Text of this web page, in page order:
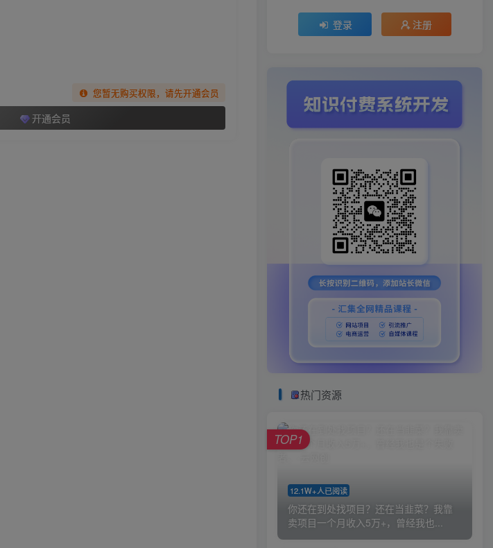
您暂无购买权限，请先开通会员
开通会员
登录 注册
热门资源
12.1W+人已阅读
你还在到处找项目？还在当韭菜？我靠
卖项目一个月收入5万+，曾经我也...
TOP1